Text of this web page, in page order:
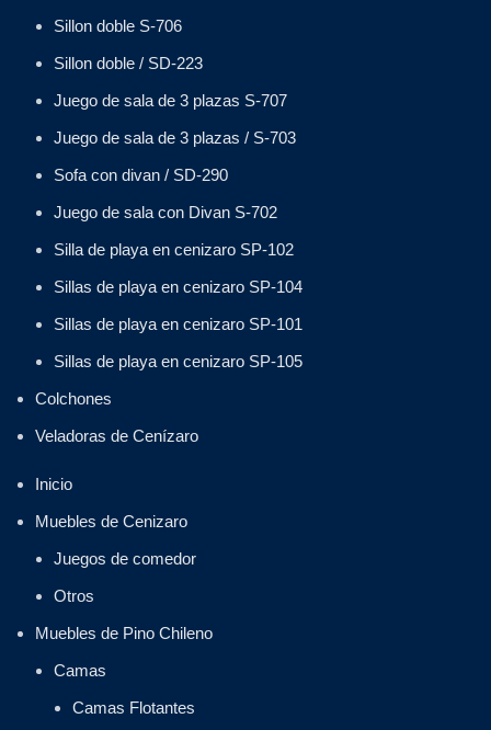
Sillon doble S-706
Sillon doble / SD-223
Juego de sala de 3 plazas S-707
Juego de sala de 3 plazas / S-703
Sofa con divan / SD-290
Juego de sala con Divan S-702
Silla de playa en cenizaro SP-102
Sillas de playa en cenizaro SP-104
Sillas de playa en cenizaro SP-101
Sillas de playa en cenizaro SP-105
Colchones
Veladoras de Cenízaro
Inicio
Muebles de Cenizaro
Juegos de comedor
Otros
Muebles de Pino Chileno
Camas
Camas Flotantes